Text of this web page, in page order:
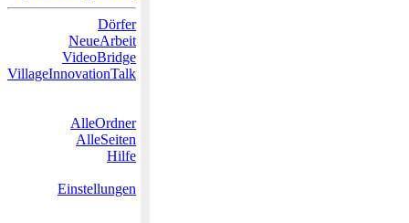
Dörfer
NeueArbeit
VideoBridge
VillageInnovationTalk
AlleOrdner
AlleSeiten
Hilfe
Einstellungen